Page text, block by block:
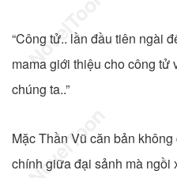
“Công tử.. lần đầu tiên ngài
mama giới thiệu cho công
chúng ta..”
Mặc Thần Vũ căn bản
chính giữa đại sảnh mà ngồi